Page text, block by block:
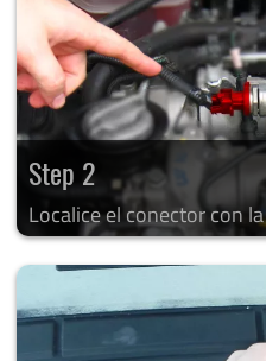
Step 2
Localice el conector con